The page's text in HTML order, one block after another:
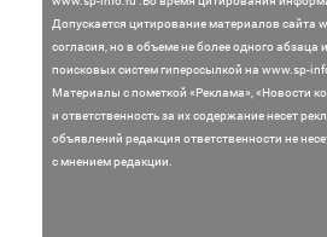
Допускается цитирование материалов сайта
согласия, но в объеме не более одного
поисковых систем гиперссылкой на www.sp-
Материалы с пометкой «Реклама», «Новости
и ответственность за их содержание несет
объявлений редакция ответственности не
с мнением редакции.